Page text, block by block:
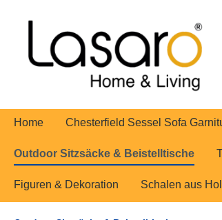
Home Chesterfield Sessel Sofa
Outdoor Sitzsäcke & Beistelltische
Figuren & Dekoration Schalen aus